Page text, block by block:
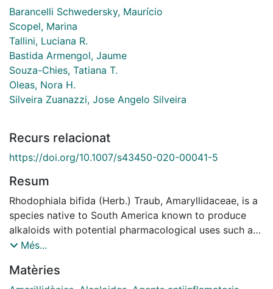
Barancelli Schwedersky, Maurício
Scopel, Marina
Tallini, Luciana R.
Bastida Armengol, Jaume
Souza-Chies, Tatiana T.
Oleas, Nora H.
Silveira Zuanazzi, Jose Angelo Silveira
Recurs relacionat
https://doi.org/10.1007/s43450-020-00041-5
Resum
Rhodophiala bifida (Herb.) Traub, Amaryllidaceae, is a
species native to South America known to produce
alkaloids with potential pharmacological uses such as
montanine, which has anti-inflammatory potential. R.
montanine. It is important to understand the genetic
Més...
Matèries